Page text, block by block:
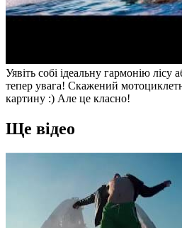
Уявіть собі ідеальну гармонію
тепер увага! Скажений
картину :) Але це класно!
Ще відео